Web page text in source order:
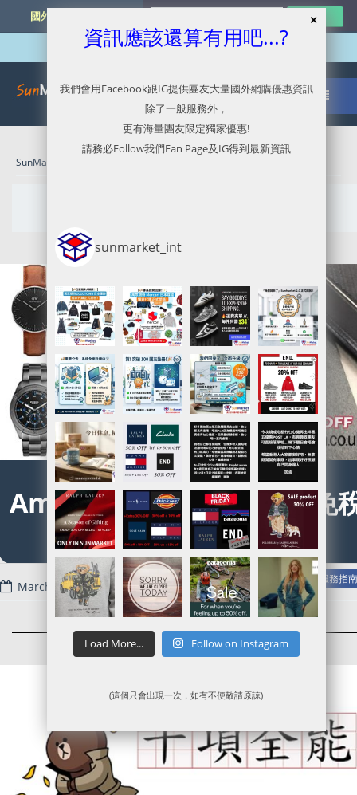
國外網購最新資訊
SunMarket 代購．代運．代寄
Read more
Amazon UK 錶類75折加免
優惠
Amazon UK官網代購/代運/集運服務指南
March 1, 2017
資訊應該還算有用吧...?
我們會用Facebook跟IG提供團友大量國外網購優惠資訊
除了一般服務外，
更有海量團友限定獨家優惠!
請務必Follow我們Fan Page及IG得到最新資訊
sunmarket_int
Load More... Follow on Instagram
(這個只會出現一次，如有不便敬請原諒)